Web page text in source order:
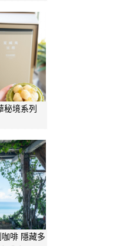
秘境系列
啡 隱藏多